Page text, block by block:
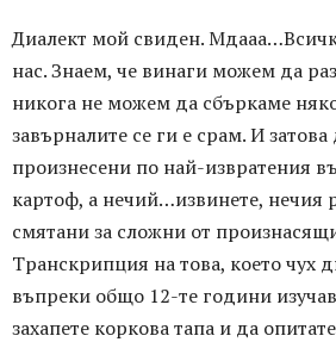
Диалект мой свиден.
нас. Знаем, че винаги можем да
никога не можем да сбъркаме
завърналите се ги е срам. И
произнесени по най-извратения
картоф, а нечий…извинете, нечия
смятани за сложни от
Транскрипция на това, което чух
въпреки общо 12-те години
захапете коркова тапа и да